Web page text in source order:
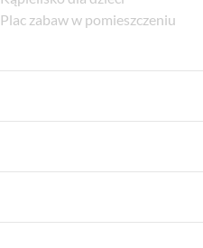
Plac zabaw w pomieszczeniu